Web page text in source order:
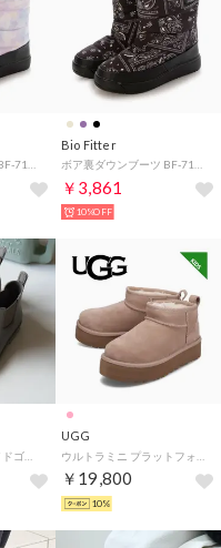
Bio Fitter
￥3,861
10%OFF
UGG
￥19,800
10%